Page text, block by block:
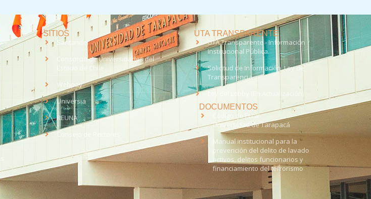
SITIOS
Santander
Consorcio de Universidades del
Estado de Chile
Webpay
Universia
REUNA
UTA TRANSPARENTE
UTA Transparente - Información
Institucional Pública.
Solicitud de Información, Ley de
Transparencia
Ley del Lobby (En Actualización)
DOCUMENTOS
Código de Ética
Universidad de Tarapacá
Manual institucional para la
prevención del delito de lavado
activos, delitos funcionarios y
financiamiento del terrorismo